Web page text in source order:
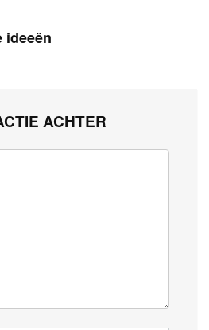
ideeën
ACHTER